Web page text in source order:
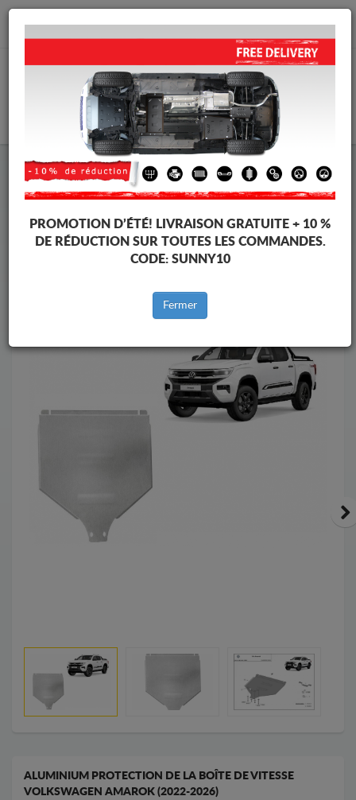
info@protectionsousmoteur.eu
Protection Sous Moteur Volkswagen
Protection Sous Moteur Volkswagen Amarok
Marques
ALUMINIUM PROTECTION DE LA BOÎTE DE VITESSE
VOLKSWAGEN AMAROK (2022-2026)
PROMOTION D’ÉTÉ! LIVRAISON GRATUITE + 10 %
DE RÉDUCTION SUR TOUTES LES COMMANDES.
CODE: SUNNY10
Fermer